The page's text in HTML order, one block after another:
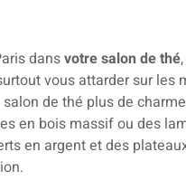
dansvotre salon de thé
vous attarder sur
de thé plus de
en bois massif ou des
en argent et des